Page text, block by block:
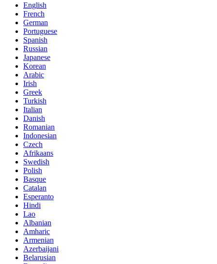
English
French
German
Portuguese
Spanish
Russian
Japanese
Korean
Arabic
Irish
Greek
Turkish
Italian
Danish
Romanian
Indonesian
Czech
Afrikaans
Swedish
Polish
Basque
Catalan
Esperanto
Hindi
Lao
Albanian
Amharic
Armenian
Azerbaijani
Belarusian